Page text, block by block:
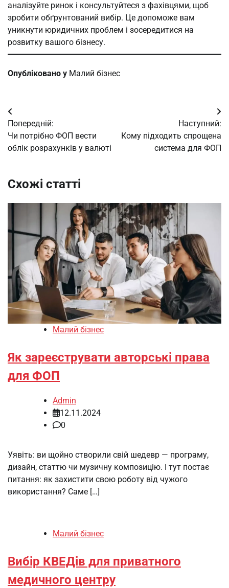
аналізуйте ринок і консультуйтеся з фахівцями, щоб
зробити обґрунтований вибір. Це допоможе вам
уникнути юридичних проблем і зосередитися на
розвитку вашого бізнесу.
Опубліковано у Малий бізнес
Навігація
записів
Попередній:
Чи потрібно ФОП вести
облік розрахунків у валюті
Наступний:
Кому підходить спрощена
система для ФОП
Схожі статті
Малий бізнес
Як зареєструвати авторські права
для ФОП
Admin
12.11.2024
0
Уявіть: ви щойно створили свій шедевр — програму,
дизайн, статтю чи музичну композицію. І тут постає
питання: як захистити свою роботу від чужого
використання? Саме […]
Малий бізнес
Вибір КВЕДів для приватного
медичного центру